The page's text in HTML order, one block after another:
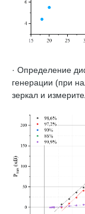
· Определение
генерации (при
зеркал и